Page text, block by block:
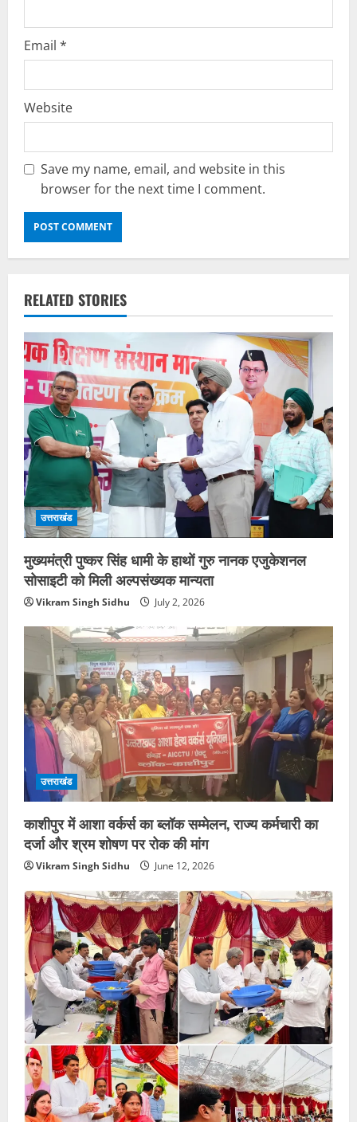
Email *
Website
Save my name, email, and website in this
browser for the next time I comment.
RELATED STORIES
उत्तराखंड
मुख्यमंत्री पुष्कर सिंह धामी के हाथों गुरु नानक एजुकेशनल
सोसाइटी को मिली अल्पसंख्यक मान्यता
Vikram Singh Sidhu July 2, 2026
उत्तराखंड
काशीपुर में आशा वर्कर्स का ब्लॉक सम्मेलन, राज्य कर्मचारी का
दर्जा और श्रम शोषण पर रोक की मांग
Vikram Singh Sidhu June 12, 2026